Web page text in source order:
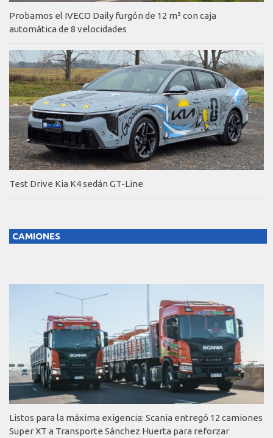
Probamos el IVECO Daily furgón de 12 m³ con caja
automática de 8 velocidades
Test Drive Kia K4 sedán GT-Line
CAMIONES
Listos para la máxima exigencia: Scania entregó 12 camiones
Super XT a Transporte Sánchez Huerta para reforzar